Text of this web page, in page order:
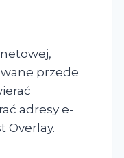
przede
adresy e-
Overlay.